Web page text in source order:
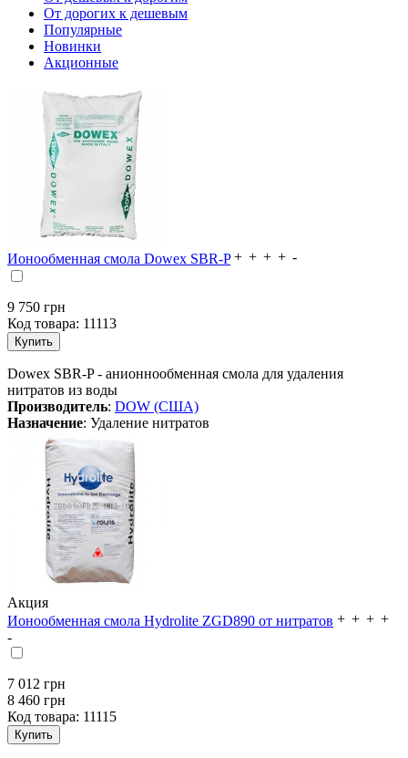
От дорогих к дешевым
Популярные
Новинки
Акционные
Ионообменная смола Dowex SBR-P
9 750 грн
Код товара: 11113
Dowex SBR-P - анионнообменная смола для удаления
нитратов из воды
Производитель: DOW (США)
Назначение: Удаление нитратов
Акция
Ионообменная смола Hydrolite ZGD890 от нитратов
7 012 грн
8 460 грн
Код товара: 11115